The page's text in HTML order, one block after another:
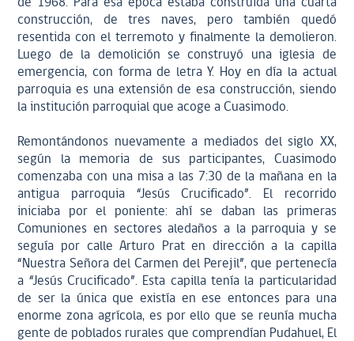
de 1968. Para esa época estaba construida una cuarta
construcción, de tres naves, pero también quedó
resentida con el terremoto y finalmente la demolieron.
Luego de la demolición se construyó una iglesia de
emergencia, con forma de letra Y. Hoy en día la actual
parroquia es una extensión de esa construcción, siendo
la institución parroquial que acoge a Cuasimodo.
Remontándonos nuevamente a mediados del siglo XX,
según la memoria de sus participantes, Cuasimodo
comenzaba con una misa a las 7:30 de la mañana en la
antigua parroquia “Jesús Crucificado”. El recorrido
iniciaba por el poniente: ahí se daban las primeras
Comuniones en sectores aledaños a la parroquia y se
seguía por calle Arturo Prat en dirección a la capilla
“Nuestra Señora del Carmen del Perejil”, que pertenecía
a “Jesús Crucificado”. Esta capilla tenía la particularidad
de ser la única que existía en ese entonces para una
enorme zona agrícola, es por ello que se reunía mucha
gente de poblados rurales que comprendían Pudahuel, El